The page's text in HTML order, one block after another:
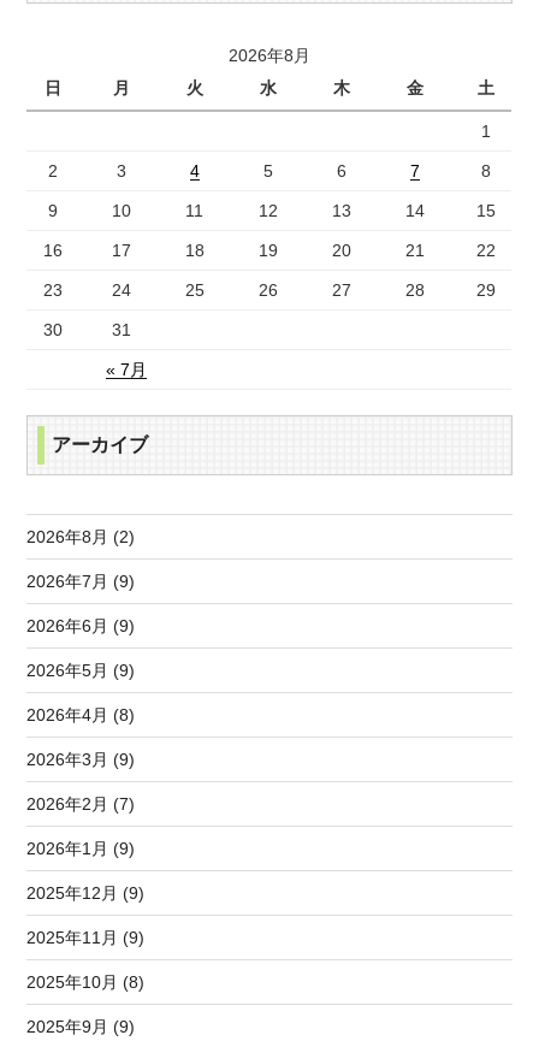
2026年8月
日
月 火 水 木 金 土
« 7月
1
2 3 4 5 6 7 8
9 10 11 12 13 14 15
16 17 18 19 20 21 22
23 24 25 26 27 28 29
30 31
アーカイブ
2026年8月 (2)
2026年7月 (9)
2026年6月 (9)
2026年5月 (9)
2026年4月 (8)
2026年3月 (9)
2026年2月 (7)
2026年1月 (9)
2025年12月 (9)
2025年11月 (9)
2025年10月 (8)
2025年9月 (9)